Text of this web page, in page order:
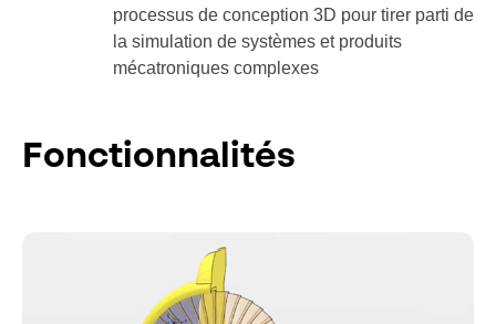
processus de conception 3D pour tirer parti de
la simulation de systèmes et produits
mécatroniques complexes
Fonctionnalités